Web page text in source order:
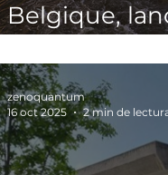
Belgique,
programme
zenoquantum
16 oct 2025
2 min de